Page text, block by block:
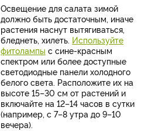
Освещение для салата зимой
должно быть достаточным, иначе
растения наснут вытягиваться,
бледнеть, хилеть. Используйте
фитолампы с сине-красным
спектром или более доступные
светодиодные панели холодного
белого света. Расположите их на
высоте 15–30 см от растений и
включайте на 12–14 часов в сутки
(например, с 7–8 утра до 9–10
вечера).